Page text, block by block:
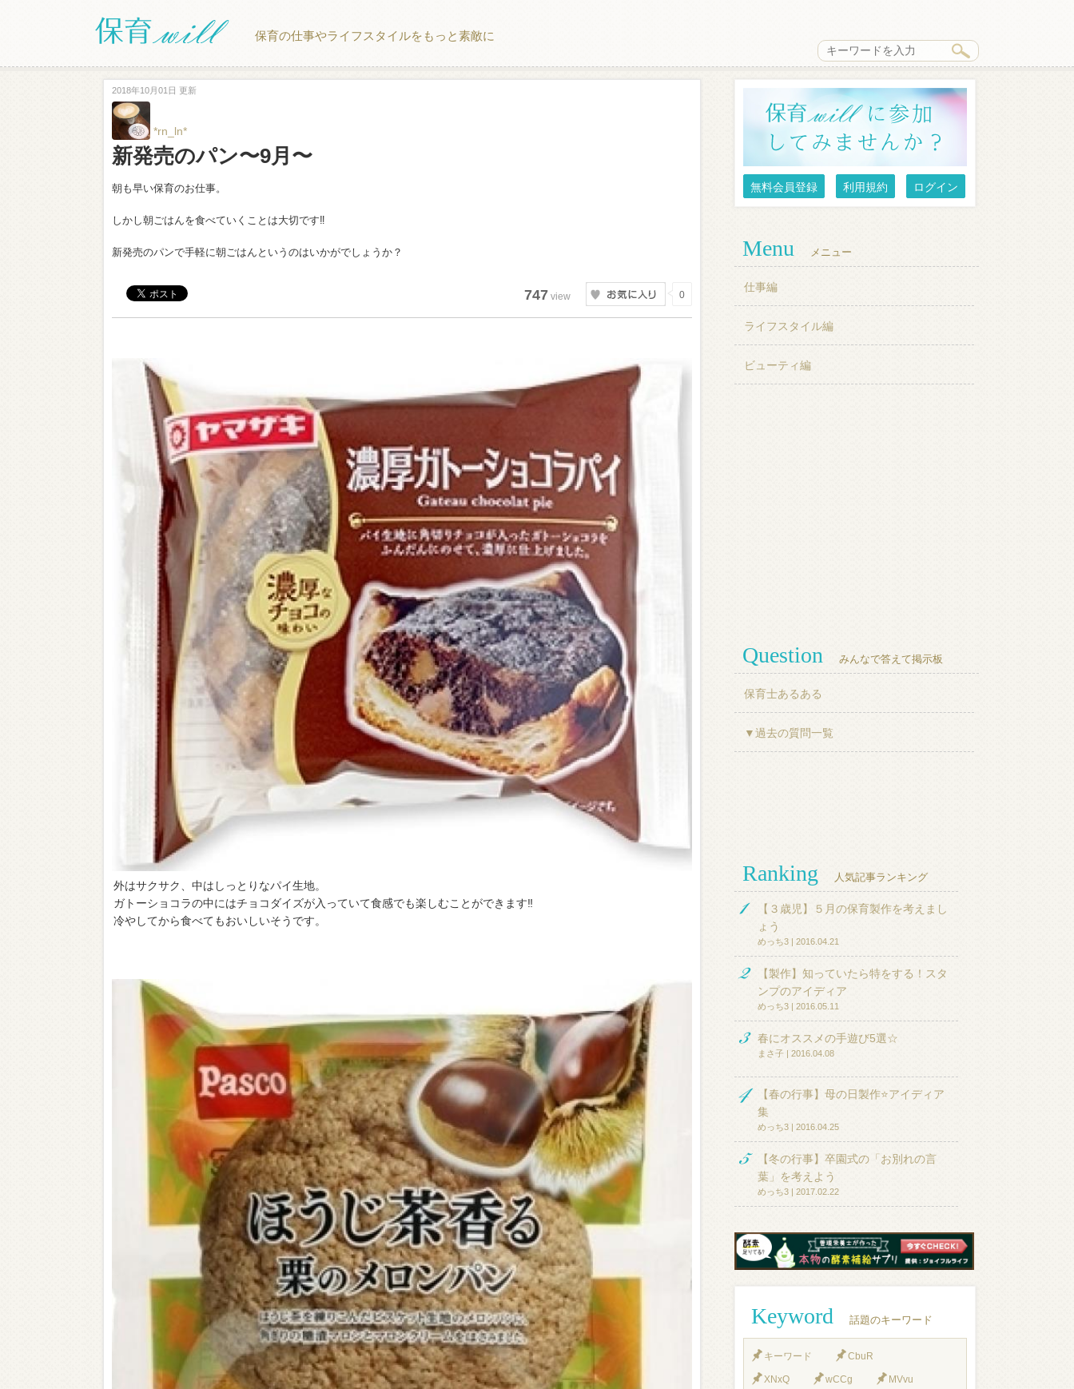
保育の仕事やライフスタイルをもっと素敵に
2018年10月01日 更新
*rn_ln*
新発売のパン〜9月〜
朝も早い保育のお仕事。
しかし朝ごはんを食べていくことは大切です‼︎
新発売のパンで手軽に朝ごはんというのはいかがでしょうか？
747 view 0
外はサクサク、中はしっとりなパイ生地。
ガトーショコラの中にはチョコダイズが入っていて食感でも楽しむことができます‼︎
冷やしてから食べてもおいしいそうです。
無料会員登録 利用規約 ログイン
Menu メニュー
仕事編
ライフスタイル編
ビューティ編
Question みんなで答えて掲示板
保育士あるある
▼過去の質問一覧
Ranking 人気記事ランキング
【３歳児】５月の保育製作を考えまし
ょう
めっち3 | 2016.04.21
【製作】知っていたら特をする！スタ
ンプのアイディア
めっち3 | 2016.05.11
春にオススメの手遊び5選☆
まさ子 | 2016.04.08
【春の行事】母の日製作⭐アイディア
集
めっち3 | 2016.04.25
【冬の行事】卒園式の「お別れの言
葉」を考えよう
めっち3 | 2017.02.22
Keyword 話題のキーワード
キーワード CbuR
XNxQ wCCg MVvu